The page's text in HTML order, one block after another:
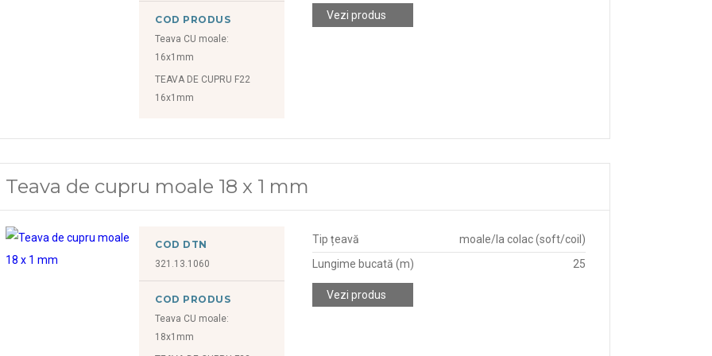
COD PRODUS
Teava CU moale:
16x1mm
TEAVA DE CUPRU F22
16x1mm
Vezi produs
Teava de cupru moale 18 x 1 mm
COD DTN
321.13.1060
COD PRODUS
Teava CU moale:
18x1mm
Tip țeavă
moale/la colac (soft/coil)
Lungime bucată (m)
25
Vezi produs